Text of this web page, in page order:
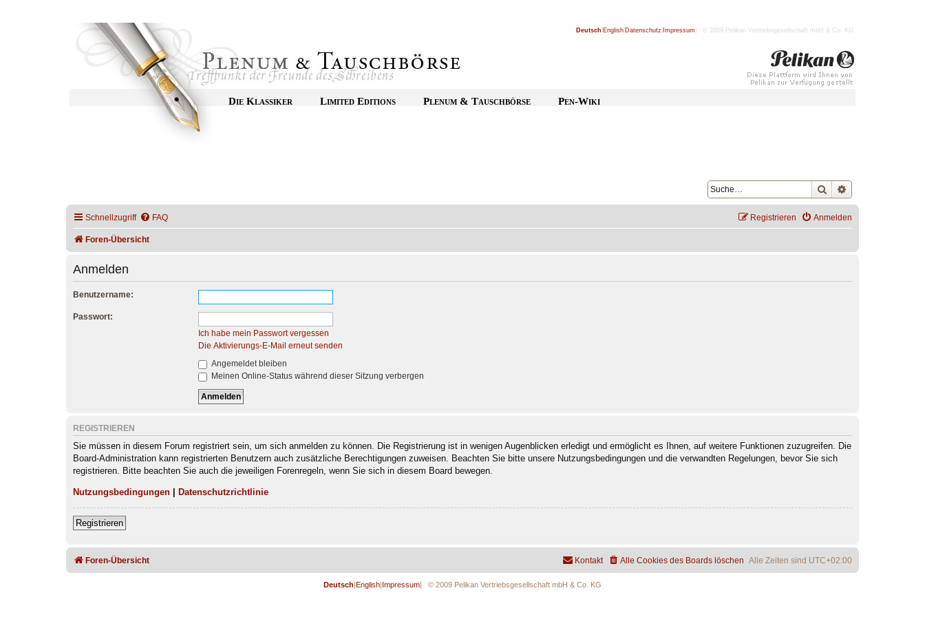
Deutsch English Datenschutz Impressum | © 2009 Pelikan Vertriebsgesellschaft mbH & Co. KG
Die Klassiker Limited Editions Plenum & Tauschbörse Pen-Wiki
Suche
Schnellzugriff FAQ Anmelden
Registrieren
Foren-Übersicht
Anmelden
Benutzername:
Passwort:
Ich habe mein Passwort vergessen
Die Aktivierungs-E-Mail erneut senden
Angemeldet bleiben
Meinen Online-Status während dieser Sitzung verbergen
REGISTRIEREN
Sie müssen in diesem Forum registriert sein, um sich anmelden zu können. Die Registrierung ist in wenigen Augenblicken erledigt und ermöglicht es Ihnen, auf weitere Funktionen zuzugreifen. Die
Board-Administration kann registrierten Benutzern auch zusätzliche Berechtigungen zuweisen. Beachten Sie bitte unsere Nutzungsbedingungen und die verwandten Regelungen, bevor Sie sich
registrieren. Bitte beachten Sie auch die jeweiligen Forenregeln, wenn Sie sich in diesem Board bewegen.
Nutzungsbedingungen Datenschutzrichtlinie
Registrieren
Foren-Übersicht Alle Zeiten sind UTC+02:00
Alle Cookies des Boards löschen
Kontakt
Deutsch English Impressum | © 2009 Pelikan Vertriebsgesellschaft mbH & Co. KG